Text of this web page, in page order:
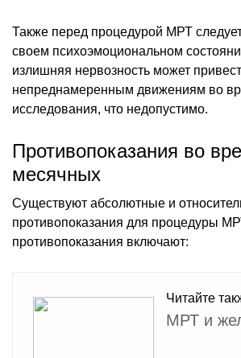
Также перед процедурой МРТ
своем психоэмоциональном
излишняя нервозность может
непреднамеренным движениям во
исследования, что недопустимо.
Противопоказания во
месячных
Существуют абсолютные и
противопоказания для процедуры
противопоказания включают:
Читайте
МРТ и